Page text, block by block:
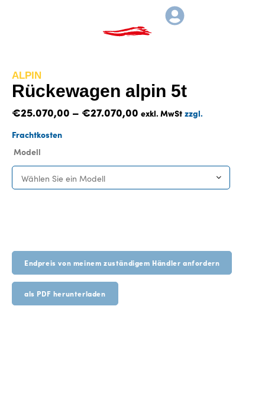
ALPIN
Rückewagen alpin 5t
€25.070,00 – €27.070,00 exkl. MwSt zzgl.
Frachtkosten
Modell
Wählen Sie ein Modell
Endpreis von meinem zuständigem Händler anfordern
als PDF herunterladen